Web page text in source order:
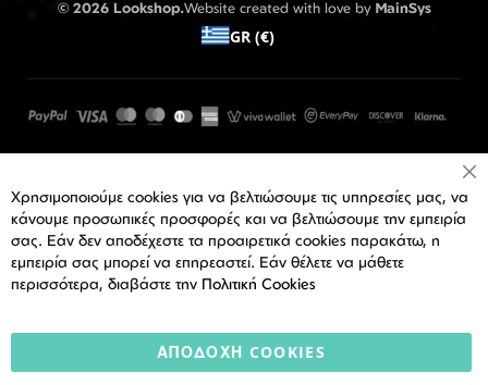
© 2026 Lookshop.Website created with love by MainSys
GR (€)
Χρησιμοποιούμε cookies για να βελτιώσουμε τις υπηρεσίες μας, να
κάνουμε προσωπικές προσφορές και να βελτιώσουμε την εμπειρία
σας. Εάν δεν αποδέχεστε τα προαιρετικά cookies παρακάτω, η
εμπειρία σας μπορεί να επηρεαστεί. Εάν θέλετε να μάθετε
περισσότερα, διαβάστε την Πολιτική Cookies
ΑΠΟΔΟΧΉ COOKIES